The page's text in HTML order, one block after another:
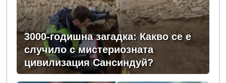
3000-годишна загадка: Какво се е
случило с мистериозната
цивилизация Сансиндуй?